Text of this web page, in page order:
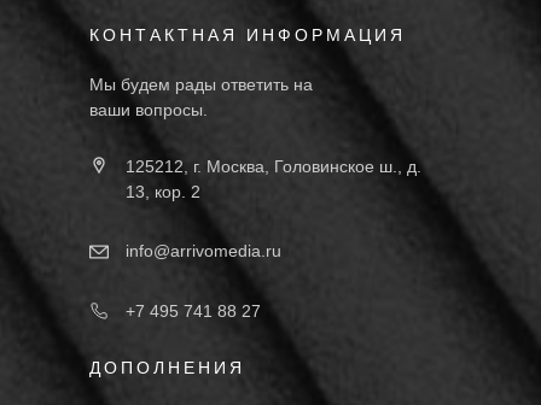
КОНТАКТНАЯ ИНФОРМАЦИЯ
Мы будем рады ответить на
ваши вопросы.
125212, г. Москва, Головинское ш., д.
13, кор. 2
info@arrivomedia.ru
+7 495 741 88 27
ДОПОЛНЕНИЯ